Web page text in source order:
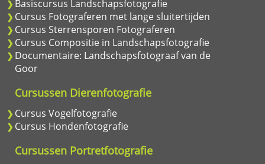
Basiscursus Landschapsfotografie
Cursus Fotograferen met lange sluitertijden
Cursus Sterrensporen Fotograferen
Cursus Compositie in Landschapsfotografie
Documentaire: Landschapsfotograaf van de
Goor
Cursussen Dierenfotografie
Cursus Vogelfotografie
Cursus Hondenfotografie
Cursussen Portretfotografie